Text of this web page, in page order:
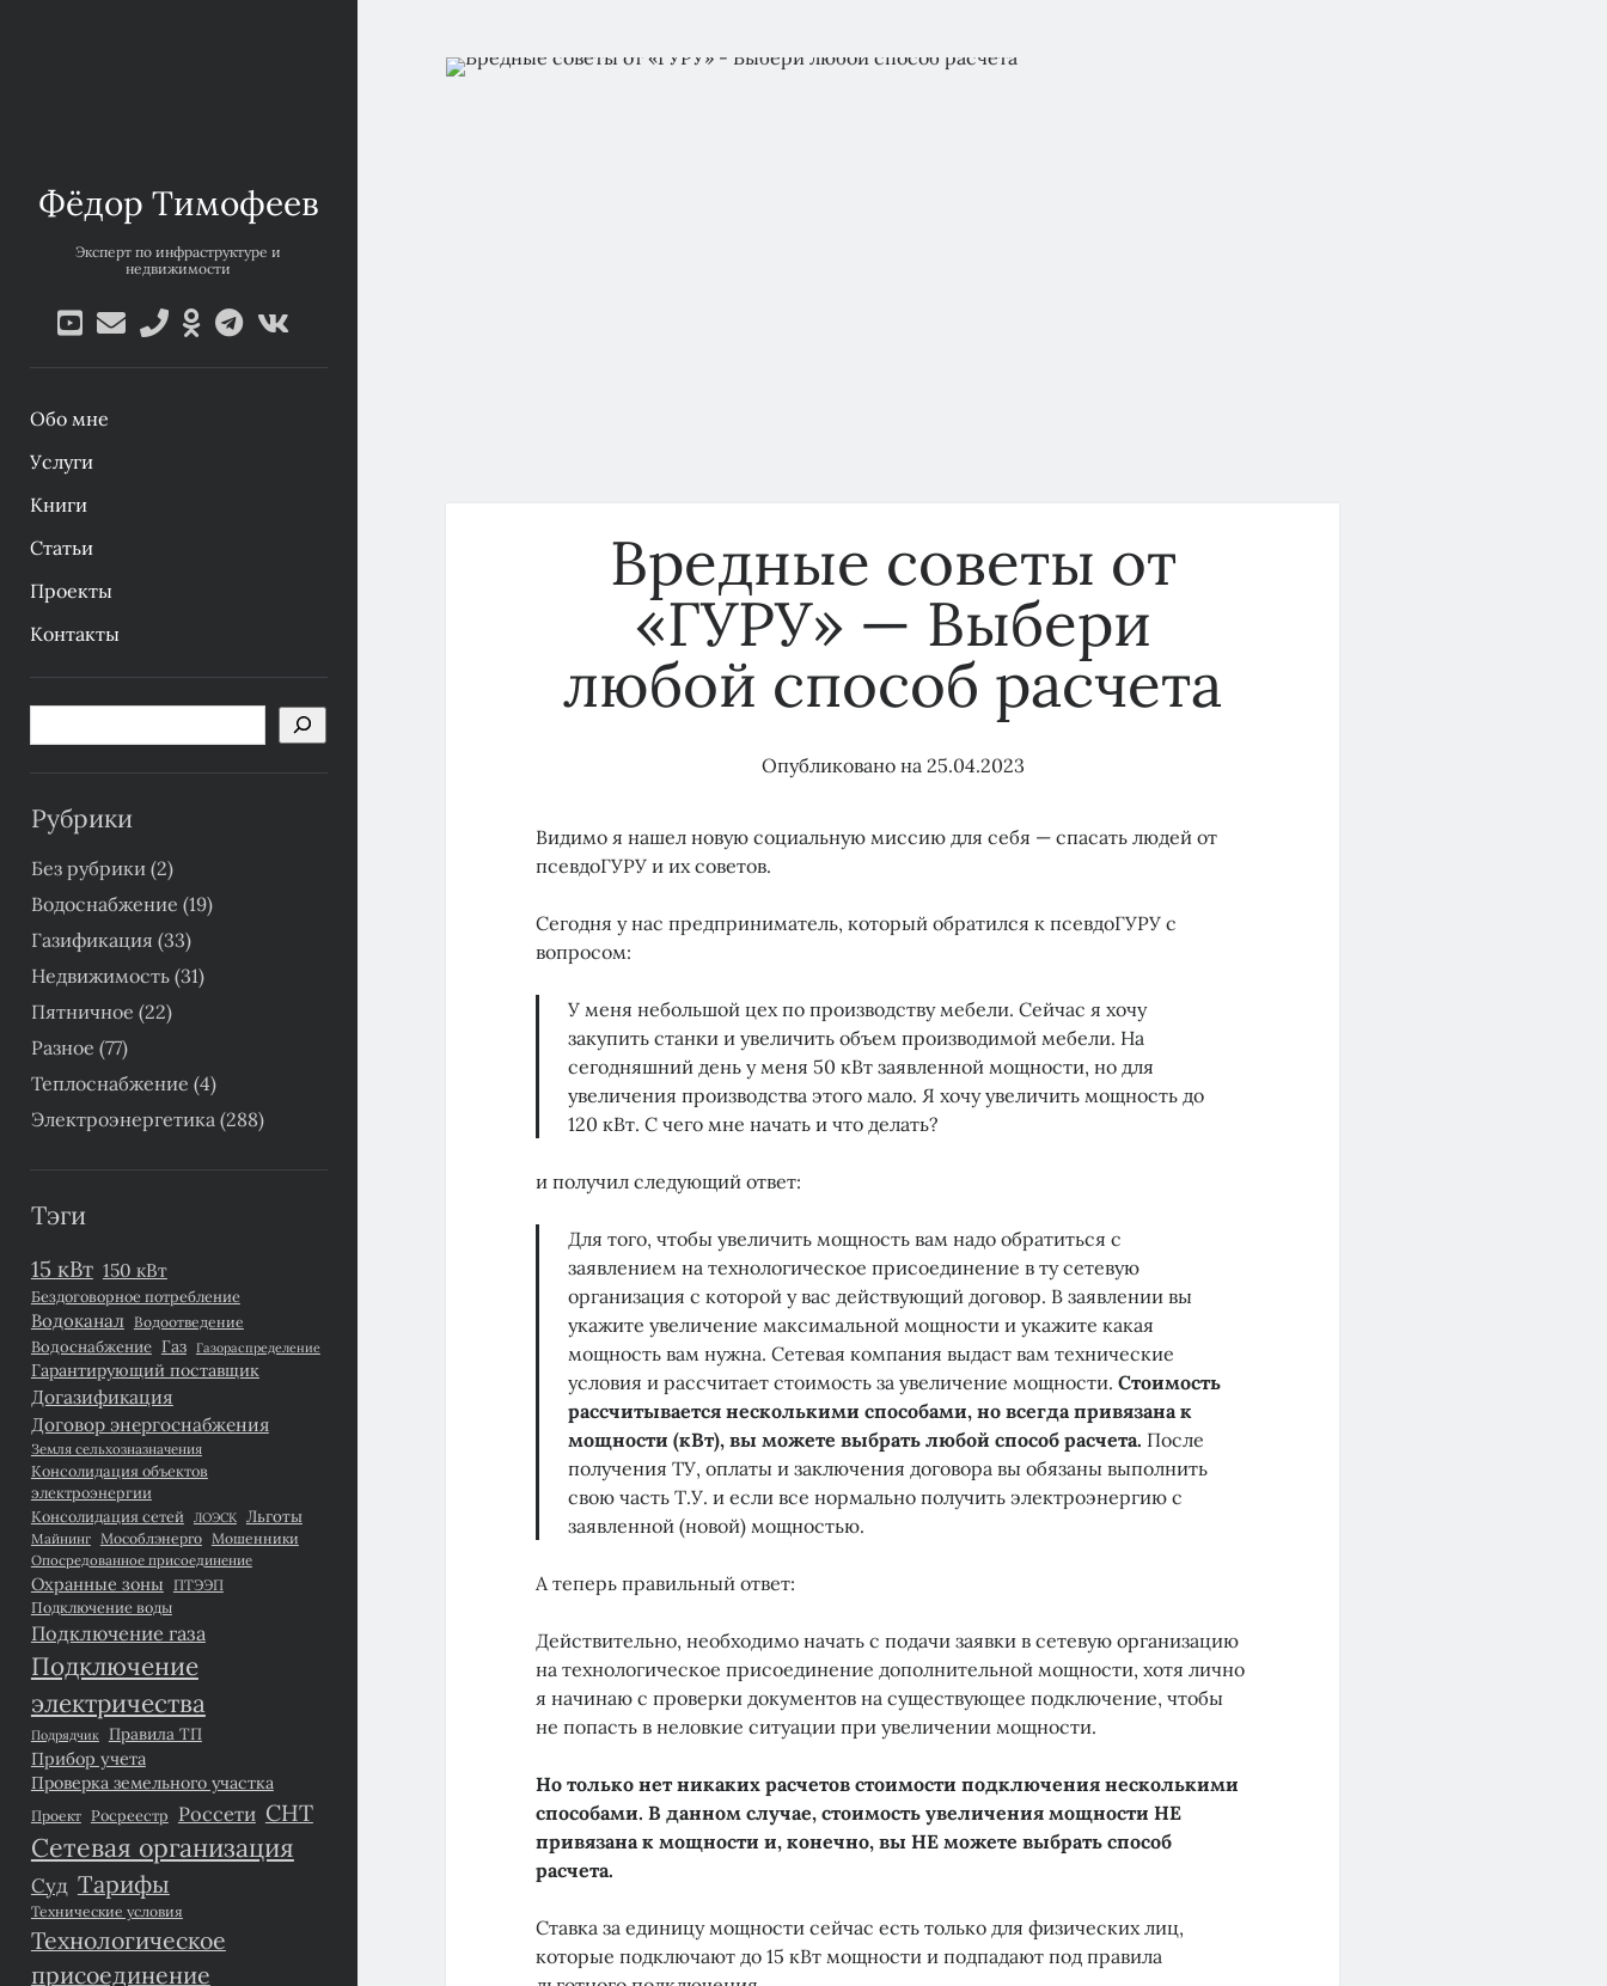
Фёдор Тимофеев
Эксперт по инфраструктуре и
недвижимости
youtube
emailphone
ok-
ru
telegram
Обо мне
Услуги
Книги
Статьи
Проекты
Контакты
Боковая
панель
Рубрики
Без рубрики(2)
Водоснабжение (19)
Газификация (33)
Недвижимость(31)
Пятничное (22)
Разное (77)
Теплоснабжение (4)
Электроэнергетика (288)
Тэги
15 кВт 150 кВт
Бездоговорное потребление
Водоканал Водоотведение
Водоснабжение Газ Газораспределение
Гарантирующий поставщик
Догазификация
Договор энергоснабжения
Земля сельхозназначения
Консолидация объектов
электроэнергии
Консолидация сетей
ЛОЭСК Льготы
Майнинг Мособлэнерго
Мошенники
Опосредованное присоединение
Охранные зоны ПТЭЭП
Подключение воды
Подключение газа
Подключение
электричества
Подрядчик Правила ТП
Прибор учета
Проверка земельного участка
Проект Росреестр Россети СНТ
Сетевая организация
Суд Тарифы
Технические условия
Технологическое
присоединение
Вредные советы от
«ГУРУ» — Выбери
любой способ расчета
Опубликовано на 25.04.2023
Видимо я нашел новую социальную миссию для себя — спасать людей от
псевдоГУРУ и их советов.
Сегодня у нас предприниматель, который обратился к псевдоГУРУ с
вопросом:
У меня небольшой цех по производству мебели. Сейчас я хочу
закупить станки и увеличить объем производимой мебели. На
сегодняшний день у меня 50 кВт заявленной мощности, но для
увеличения производства этого мало. Я хочу увеличить мощность до
120 кВт. С чего мне начать и что делать?
и получил следующий ответ:
Для того, чтобы увеличить мощность вам надо обратиться с
заявлением на технологическое присоединение в ту сетевую
организация с которой у вас действующий договор. В заявлении вы
укажите увеличение максимальной мощности и укажите какая
мощность вам нужна. Сетевая компания выдаст вам технические
условия и рассчитает стоимость за увеличение мощности.Стоимость
рассчитывается несколькими способами, но всегда привязана к
мощности (кВт), вы можете выбрать любой способ расчета. После
получения ТУ, оплаты и заключения договора вы обязаны выполнить
свою часть Т.У. и если все нормально получить электроэнергию с
заявленной (новой) мощностью.
А теперь правильный ответ:
Действительно, необходимо начать с подачи заявки в сетевую организацию
на технологическое присоединение дополнительной мощности, хотя лично
я начинаю с проверки документов на существующее подключение, чтобы
не попасть в неловкие ситуации при увеличении мощности.
Но только нет никаких расчетов стоимости подключения несколькими
способами. В данном случае, стоимость увеличения мощности НЕ
привязана к мощности и, конечно, вы НЕ можете выбрать способ
расчета.
Ставка за единицу мощности сейчас есть только для физических лиц,
которые подключают до 15 кВт мощности и подпадают под правила